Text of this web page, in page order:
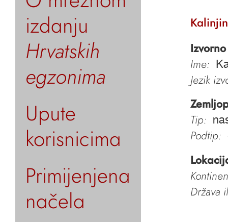
izdanju
Hrvatskih
egzonima
Upute
korisnicima
Primijenjena
načela
Ime:
Jezik
Tip:
Podtip:
Država